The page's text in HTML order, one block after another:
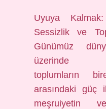
Uyuya
Sessizlik ve
Günümüz
üzerinde
toplumların
arasındaki güç
meşruiyetin